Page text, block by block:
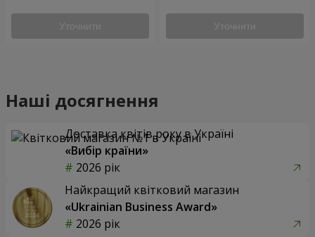
Уточнити Уточнити
Наші досягнення
Доставка квітів року в Україні
«Вибір країни»
2026 рік
Найкращий квітковий магазин
«Ukrainian Business Award»
2026 рік